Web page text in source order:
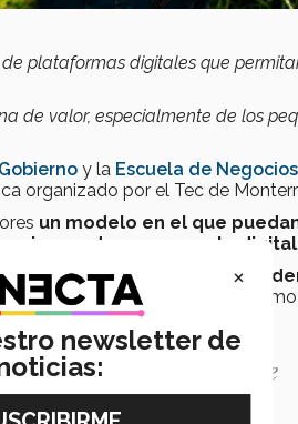
plataformas digitales que
de valor, especialmente de los
y la Escuela de Negocios
organizado por el Tec de
un modelo en el que
innovadora propuesta digital.
importantes para la
mercadeo, negociación, así como
mediante el uso de
de valor óptima”.
×
newsletter de